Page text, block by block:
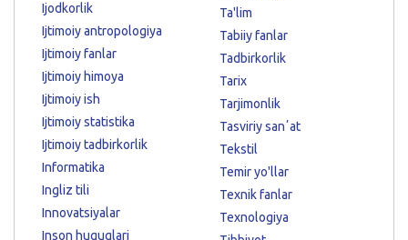
Ijodkorlik
Ijtimoiy antropologiya
Ijtimoiy fanlar
Ijtimoiy himoya
Ijtimoiy ish
Ijtimoiy statistika
Ijtimoiy tadbirkorlik
Informatika
Ingliz tili
Innovatsiyalar
Inson huquqlari
Ta'lim
Tabiiy fanlar
Tadbirkorlik
Tarix
Tarjimonlik
Tasviriy sanʼat
Tekstil
Temir yo'llar
Texnik fanlar
Texnologiya